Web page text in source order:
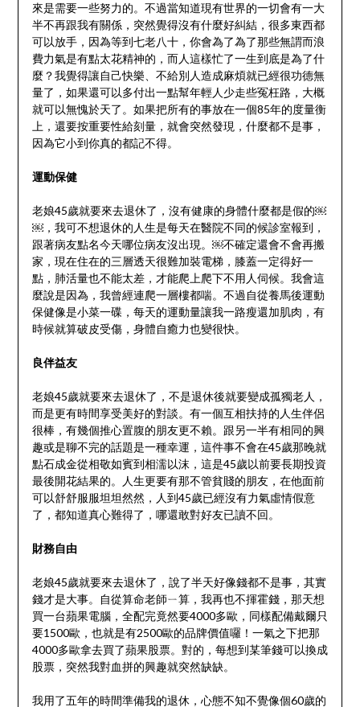
來是需要一些努力的。不過當知道現有世界的一切會有一大
半不再跟我有關係，突然覺得沒有什麼好糾結，很多東西都
可以放手，因為等到七老八十，你會為了為了那些無謂而浪
費力氣是有點太花精神的，而人這樣忙了一生到底是為了什
麼？我覺得讓自己快樂、不給別人造成麻煩就已經很功德無
量了，如果還可以多付出一點幫年輕人少走些冤枉路，大概
就可以無愧於天了。如果把所有的事放在一個85年的度量衡
上，還要按重要性給刻量，就會突然發現，什麼都不是事，
因為它小到你真的都記不得。
運動保健
老娘45歲就要來去退休了，沒有健康的身體什麼都是假的￼
￼，我可不想退休的人生是每天在醫院不同的候診室報到，
跟著病友點名今天哪位病友沒出現。￼不確定還會不會再搬
家，現在住在的三層透天很難加裝電梯，膝蓋一定得好一
點，肺活量也不能太差，才能爬上爬下不用人伺候。我會這
麼說是因為，我曾經連爬一層樓都喘。不過自從養馬後運動
保健像是小菜一碟，每天的運動量讓我一路瘦還加肌肉，有
時候就算破皮受傷，身體自癒力也變很快。
良伴益友
老娘45歲就要來去退休了，不是退休後就要變成孤獨老人，
而是更有時間享受美好的對談。有一個互相扶持的人生伴侶
很棒，有幾個推心置腹的朋友更不賴。跟另一半有相同的興
趣或是聊不完的話題是一種幸運，這件事不會在45歲那晚就
點石成金從相敬如賓到相濡以沫，這是45歲以前要長期投資
最後開花結果的。人生更要有那不管貧賤的朋友，在他面前
可以舒舒服服坦坦然然，人到45歲已經沒有力氣虛情假意
了，都知道真心難得了，哪還敢對好友已讀不回。
財務自由
老娘45歲就要來去退休了，說了半天好像錢都不是事，其實
錢才是大事。自從算命老師ㄧ算，我再也不揮霍錢，那天想
買一台蘋果電腦，全配完竟然要4000多歐，同樣配備戴爾只
要1500歐，也就是有2500歐的品牌價值囉！一氣之下把那
4000多歐拿去買了蘋果股票。對的，每想到某筆錢可以換成
股票，突然我對血拼的興趣就突然缺缺。
我用了五年的時間準備我的退休，心態不知不覺像個60歲的